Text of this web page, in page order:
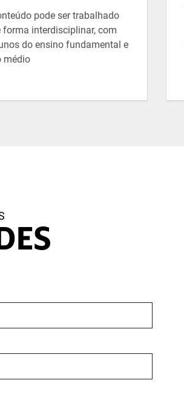
pode ser trabalhado
forma interdisciplinar, com
do ensino fundamental e
médio